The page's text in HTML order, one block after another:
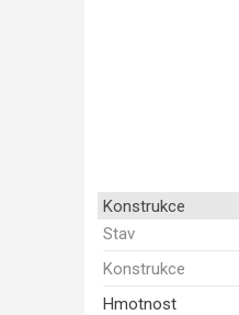
Konstrukce
Stav
Konstrukce
Hmotnost